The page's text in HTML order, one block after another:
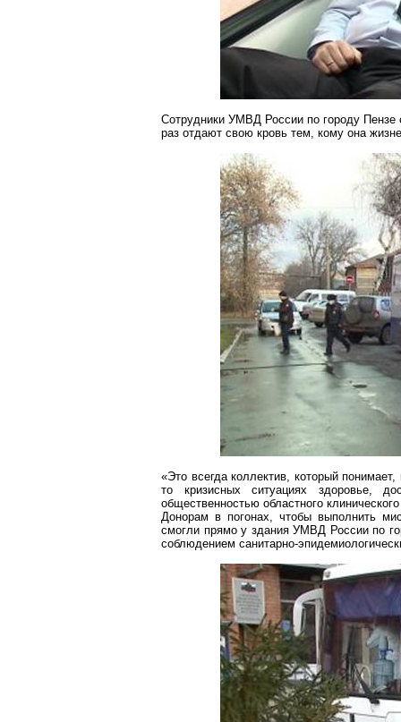
Сотрудники УМВД России по городу Пензе
раз отдают свою кровь тем, кому она
«Это всегда коллектив, который
то кризисных ситуациях здоровье,
общественностью областного
Донорам в погонах, чтобы выполнить
смогли прямо у здания УМВД России по
соблюдением санитарно-